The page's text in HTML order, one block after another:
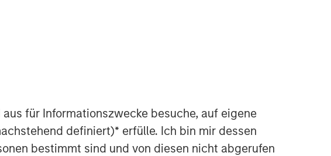
aus für Informationszwecke besuche, auf eigene
definiert)* erfülle. Ich bin mir dessen
bestimmt sind und von diesen nicht abgerufen
value creation. The team has invested
capital in a broad spectrum of
industries for over two decades.